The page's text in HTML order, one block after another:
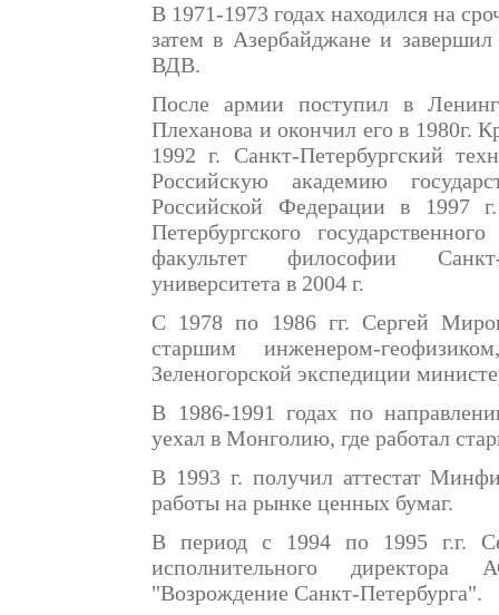
В 1971-1973 годах находился на
затем в Азербайджане и
ВДВ.
После армии поступил в
Плеханова и окончил его в 1980г.
1992 г. Санкт-Петербургский
Российскую академию
Российской Федерации в 1997
Петербургского
факультет философии Санкт-
университета в 2004 г.
С 1978 по 1986 гг. Сергей
старшим инженером-
Зеленогорской экспедиции
В 1986-1991 годах по
уехал в Монголию, где работал
В 1993 г. получил аттестат
работы на рынке ценных бумаг.
В период с 1994 по 1995 г.г.
исполнительного директора
"Возрождение Санкт-Петербурга".